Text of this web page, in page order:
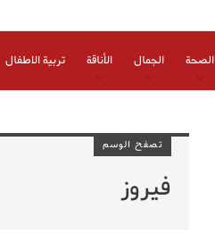
الصحة الجمال الأناقة تربية الاطفال
تصفح الوسم
فيروز